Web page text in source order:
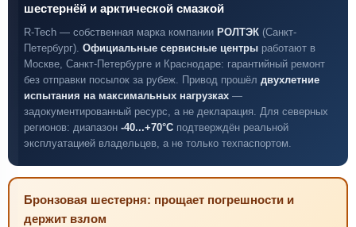
шестернёй и арктической смазкой
R-Tech — собственная марка компании РОЛТЭК (Санкт-
Петербург). Официальные сервисные центры работают в
Москве, Санкт-Петербурге и Краснодаре: гарантийный ремонт
без отправки посылок за рубеж. Привод прошёл двухлетние
испытания на максимальных нагрузках —
задокументированный ресурс, а не декларация. Для северных
регионов: диапазон -40...+70°C подтверждён реальной
эксплуатацией владельцев, а не только техпаспортом.
Бронзовая шестерня: прощает погрешности и
держит взлом